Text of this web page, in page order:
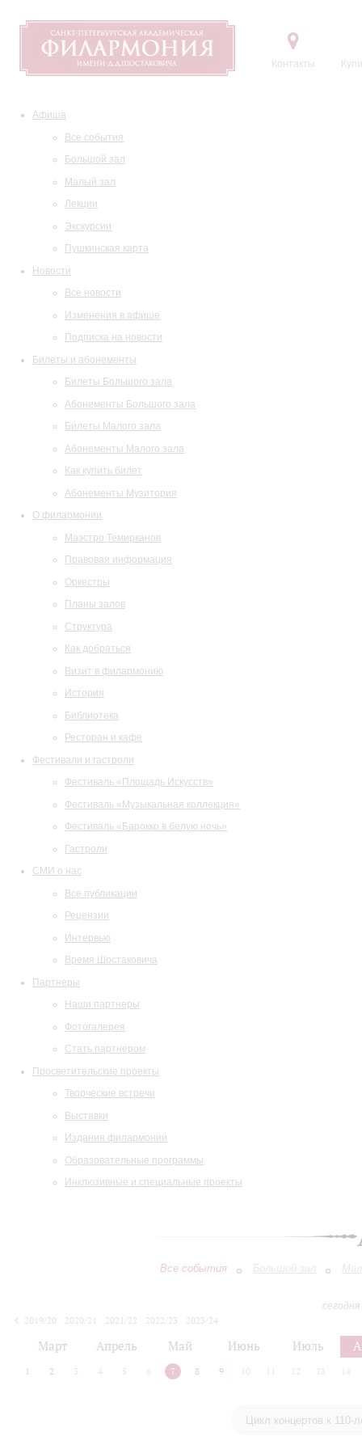
Контакты
Афиша
Все события
Большой зал
Малый зал
Лекции
Экскурсии
Пушкинская карта
Новости
Все новости
Изменения в афише
Подписка на новости
Билеты и абонементы
Билеты Большого зала
Абонементы Большого зала
Билеты Малого зала
Абонементы Малого зала
Как купить билет
Абонементы Музитория
О филармонии
Маэстро Темирканов
Правовая информация
Оркестры
Планы залов
Структура
Как добраться
Визит в филармонию
История
Библиотека
Ресторан и кафе
Фестивали и гастроли
Фестиваль «Площадь Искусств»
Фестиваль «Музыкальная коллекция»
Фестиваль «Барокко в белую ночь»
Гастроли
СМИ о нас
Все публикации
Рецензии
Интервью
Время Шостаковича
Партнеры
Наши партнеры
Фотогалерея
Стать партнером
Просветительские проекты
Творческие встречи
Выставки
Издания филармонии
Образовательные программы
Инклюзивные и специальные проекты
Все события Большой зал
2019/20
2020/21 2021/22 2022/23
2023/24
Март Апрель Май Июнь Июль
1 2 3 4 5 6 7 8 9 10 12 13 14
Цикл концертов к